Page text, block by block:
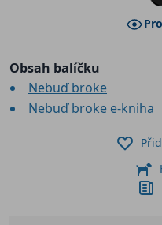
Obsah balíčku
Nebuď broke
Nebuď broke e-kniha